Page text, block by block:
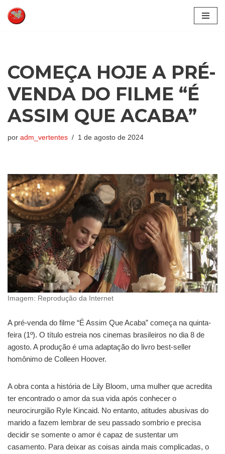
Pular
COMEÇA HOJE A PRÉ-
VENDA DO FILME “É
ASSIM QUE ACABA”
por adm_vertentes 1 de agosto de 2024
Imagem: Reprodução da Internet
A pré-venda do filme “É Assim Que Acaba” começa na quinta-
feira (1º). O título estreia nos cinemas brasileiros no dia 8 de
agosto. A produção é uma adaptação do livro best-seller
homônimo de Colleen Hoover.
A obra conta a história de Lily Bloom, uma mulher que acredita
ter encontrado o amor da sua vida após conhecer o
neurocirurgião Ryle Kincaid. No entanto, atitudes abusivas do
marido a fazem lembrar de seu passado sombrio e precisa
decidir se somente o amor é capaz de sustentar um
casamento. Para deixar as coisas ainda mais complicadas, o